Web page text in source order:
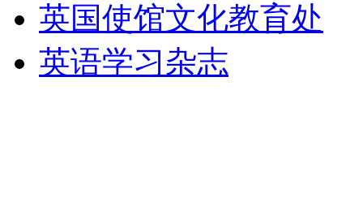
英国使馆文化教育处
英语学习杂志